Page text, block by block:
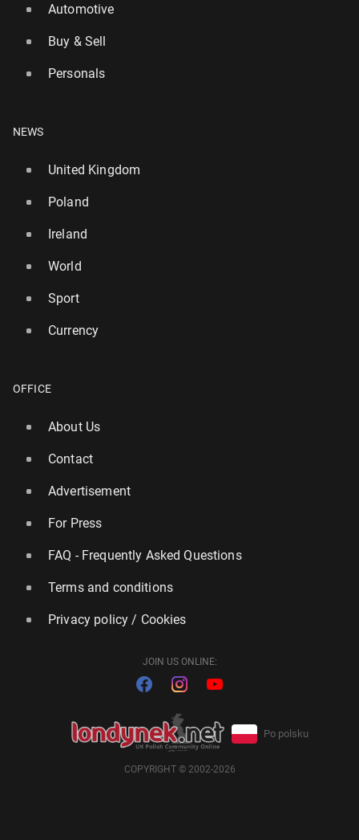
Automotive
Buy & Sell
Personals
NEWS
United Kingdom
Poland
Ireland
World
Sport
Currency
OFFICE
About Us
Contact
Advertisement
For Press
FAQ - Frequently Asked Questions
Terms and conditions
Privacy policy / Cookies
JOIN US ONLINE:
Po polsku
COPYRIGHT © 2002-2026